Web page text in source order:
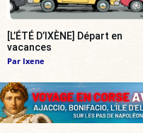
[L’ÉTÉ D’IXÈNE] Départ en
vacances
Par Ixene